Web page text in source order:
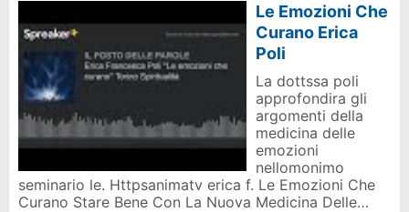
Le Emozioni Che
Curano Erica
Poli
La dottssa poli
approfondira gli
argomenti della
medicina delle
emozioni
nellomonimo
seminario le. Httpsanimatv erica f. Le Emozioni Che
Curano Stare Bene Con La Nuova Medicina Delle…